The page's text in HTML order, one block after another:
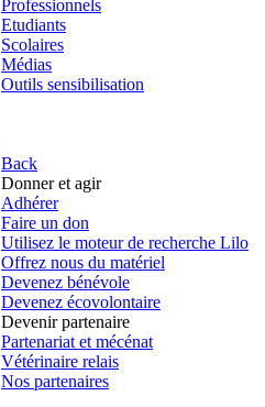
Professionnels
Etudiants
Scolaires
Médias
Outils sensibilisation
Back
Donner et agir
Adhérer
Faire un don
Utilisez le moteur de recherche Lilo
Offrez nous du matériel
Devenez bénévole
Devenez écovolontaire
Devenir partenaire
Partenariat et mécénat
Vétérinaire relais
Nos partenaires